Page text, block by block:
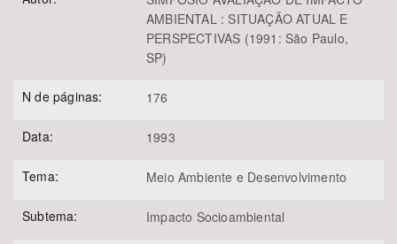
AMBIENTAL : SITUAÇÃO ATUAL E
PERSPECTIVAS (1991: São Paulo,
SP)
N de páginas: 176
Data: 1993
Tema: Meio Ambiente e Desenvolvimento
Subtema: Impacto Socioambiental